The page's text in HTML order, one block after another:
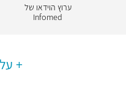
ערוץ הוידאו של
Infomed